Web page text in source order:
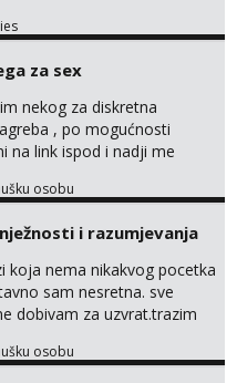
zgodna i atraktivna
za sex
nekog za diskretna
, po mogućnosti
na link ispod i nadji me
osobu
i razumjevanja
koja nema nikakvog pocetka
sam nesretna. sve
dobivam za uzvrat.trazim
malo njeznosti i
osobu